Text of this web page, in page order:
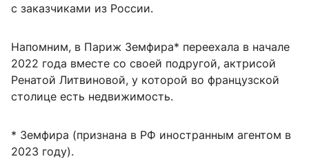
с заказчиками из России.
Напомним, в Париж Земфира* переехала в начале
2022 года вместе со своей подругой, актрисой
Ренатой Литвиновой, у которой во французской
столице есть недвижимость.
* Земфира (признана в РФ иностранным агентом в
2023 году).